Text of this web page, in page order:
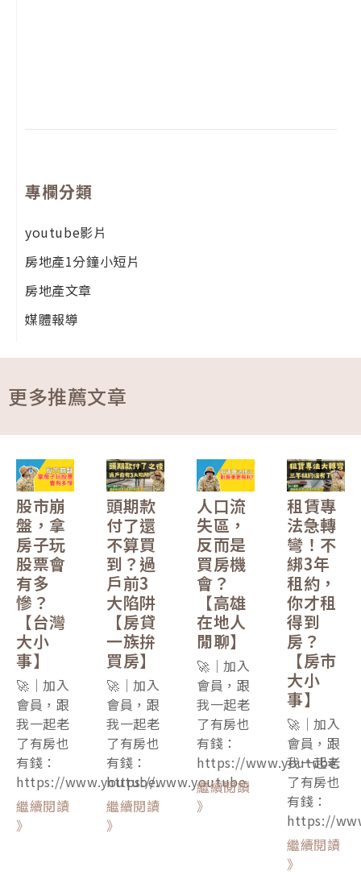
專欄分類
youtube影片
房地產1分鐘小短片
房地產文章
媒體報導
更多推薦文章
股市崩
盤，拿
房子玩
股票會
有多
慘？
【台灣
大小
事】
🚀｜加入
會員，跟
我一起老
了有房也
有錢：
https://www.youtube.
繼續閱讀
》
頭期款
付了還
不算買
到？過
戶前3
大陷阱
【房貸
一族拚
買房】
🚀｜加入
會員，跟
我一起老
了有房也
有錢：
https://www.youtube.
繼續閱讀
》
人口流
失區，
反而是
買房機
會？
【高雄
在地人
閒聊】
🚀｜加入
會員，跟
我一起老
了有房也
有錢：
https://www.youtube.
繼續閱讀
》
租賃專
法急轉
彎！不
綁3年
租約，
你才租
得到
房？
【房市
大小
事】
🚀｜加入
會員，跟
我一起老
了有房也
有錢：
https://
繼續閱讀
》